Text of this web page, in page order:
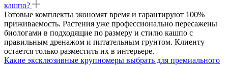
кашпо?
Готовые комплекты экономят время и гарантируют 100%
приживаемость. Растения уже профессионально пересажены
биологами в подходящие по размеру и стилю кашпо с
правильным дренажом и питательным грунтом. Клиенту
остается только разместить их в интерьере.
Какие эксклюзивные крупномеры выбрать для премиального